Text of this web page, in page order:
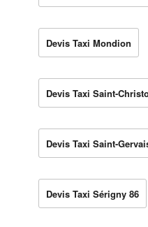
Devis Taxi Mondion
Devis Taxi Saint-
Devis Taxi Saint-
Devis Taxi Sérigny 86